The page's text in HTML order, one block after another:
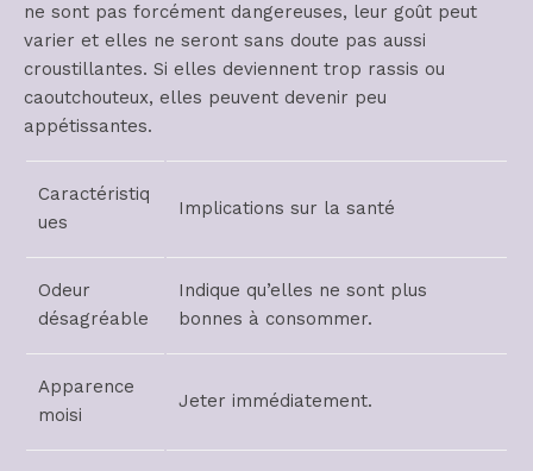
ne sont pas forcément dangereuses, leur goût peut
varier et elles ne seront sans doute pas aussi
croustillantes. Si elles deviennent trop rassis ou
caoutchouteux, elles peuvent devenir peu
appétissantes.
Caractéristiq
ues
Implications sur la santé
Odeur
désagréable
Indique qu’elles ne sont plus
bonnes à consommer.
Apparence
moisi
Jeter immédiatement.